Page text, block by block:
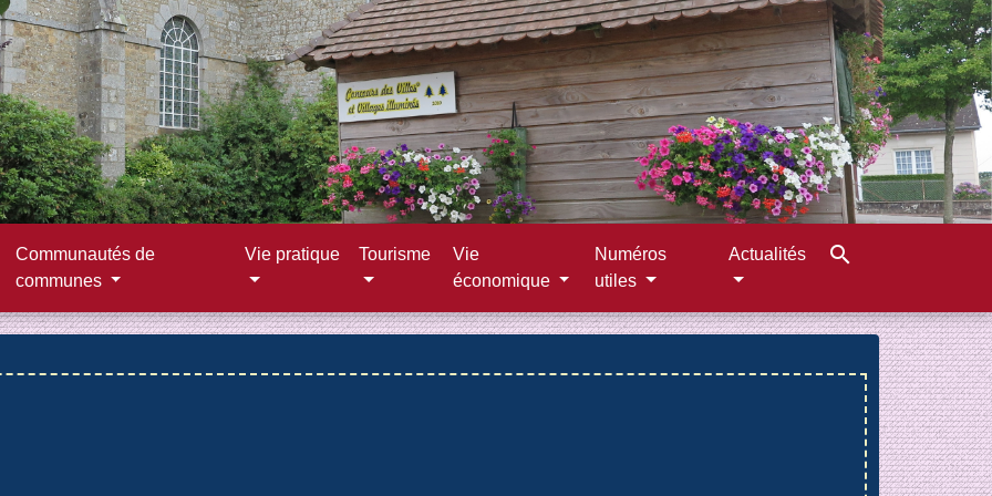
Communautés de
communes
Vie pratique Tourisme
Vie
économique
Numéros
utiles
Actualités search